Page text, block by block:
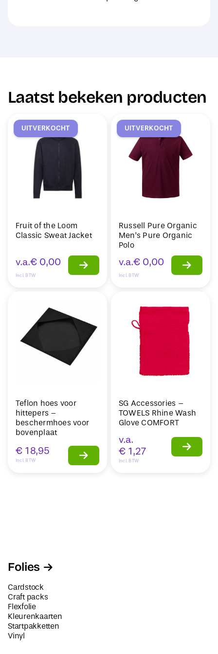
Laatst bekeken producten
UITVERKOCHT
Fruit of the Loom
Classic Sweat Jacket
v.a.€ 0,00
Incl. BTW
UITVERKOCHT
Russell Pure Organic
Men’s Pure Organic
Polo
v.a.€ 0,00
Incl. BTW
Teflon hoes voor
hittepers –
beschermhoes voor
bovenplaat
€ 18,95
Incl. BTW
SG Accessories –
TOWELS Rhine Wash
Glove COMFORT
v.a.
€ 1,27
Incl. BTW
Folies
Cardstock
Craft packs
Flexfolie
Kleurenkaarten
Startpakketten
Vinyl